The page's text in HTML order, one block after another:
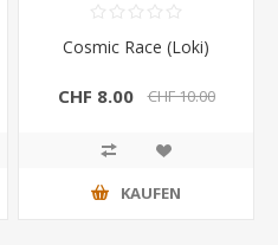
Cosmic Race (Loki)
CHF 8.00 CHF 10.00
KAUFEN